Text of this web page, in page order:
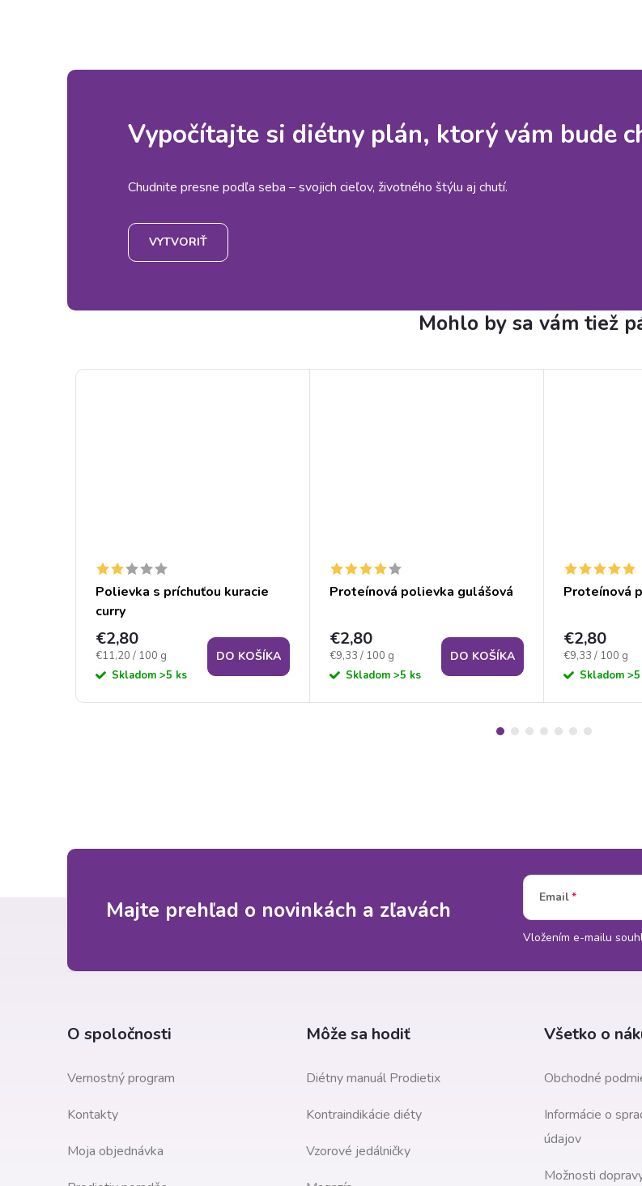
Vypočítajte si diétny plán, ktorý vám bude
Chudnite presne podľa seba – svojich cieľov, životného štýlu aj chutí.
VYTVORIŤ
Polievka s príchuťou kuracie
curry
€2,80
Jednotková
cena:
€11,20 / 100 g
Skladom >5 ks
DO KOŠÍKA
Proteínová polievka gulášová
€2,80
Jednotková
cena:
€9,33 / 100 g
Skladom >5 ks
DO KOŠÍKA
Proteínová
€2,80
Jednotková
cena:
€9,33 / 100 g
Skladom
Majte prehľad o novinkách a zľavách Email
Vložením e-mailu
O spoločnosti
Vernostný program
Kontakty
Moja objednávka
Môže sa hodiť
Diétny manuál Prodietix
Kontraindikácie diéty
Vzorové jedálničky
Všetko o
Obchodné
Informácie o
údajov
Možnosti